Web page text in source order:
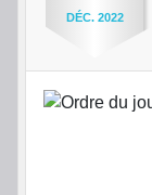
DÉC. 2022